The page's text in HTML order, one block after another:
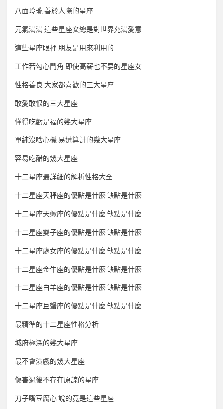
八面玲瓏 善於人際的星座
元氣滿滿 這些星座女總是對世界充滿愛意
這些星座眼裡 朋友是用來利用的
工作若勾心鬥角 即使高薪也不要的星座女
性格善良 大家都喜歡的三大星座
敢愛敢恨的三大星座
懂得吃虧是福的幾大星座
單純沒啥心機 易遭算計的幾大星座
容易吃醋的幾大星座
十二星座最詳細的解析性格大全
十二星座天秤座的優點是什麼 缺點是什麼
十二星座天蠍座的優點是什麼 缺點是什麼
十二星座雙子座的優點是什麼 缺點是什麼
十二星座處女座的優點是什麼 缺點是什麼
十二星座金牛座的優點是什麼 缺點是什麼
十二星座白羊座的優點是什麼 缺點是什麼
十二星座巨蟹座的優點是什麼 缺點是什麼
最精準的十二星座性格分析
城府極深的幾大星座
最不會演戲的幾大星座
傷害過後不存在原諒的星座
刀子嘴豆腐心 說的竟是這些星座